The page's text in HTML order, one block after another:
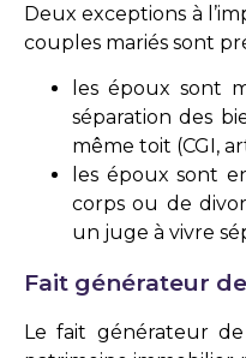
Deux exceptions à
couples mariés sont
les époux sont
séparation des
même toit (CGI,
les époux sont
corps ou de
un juge à vivre
Fait générateur
Le fait générateur